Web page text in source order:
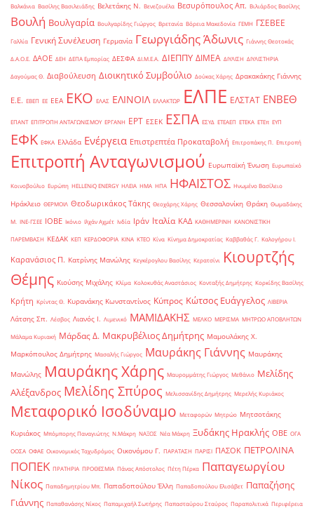
Βαλκάνια Βασίλης Βασιλειάδης Βελετάκης Ν. Βενεζουέλα Βεσυρόπουλος Απ. Βιλιάρδος Βασίλης
Βουλή Βουλγαρία Βουλγαρίδης Γιώργος Βρετανία Βόρεια Μακεδονία ΓΕΜΗ ΓΣΕΒΕΕ
Γαλλία Γενική Συνέλευση Γερμανία Γεωργιάδης Άδωνις Γιάννης Θεοτοκάς
Δ.Α.Ο.Ε. ΔΑΟΕ ΔΕΗ ΔΕΠΑ Εμπορίας ΔΕΣΦΑ ΔΙ.Μ.Ε.Α. ΔΙΕΠΠΥ ΔΙΜΕΑ ΔΙΥΛΙΣΗ ΔΙΥΛΙΣΤΗΡΙΑ
Δαγούμας Θ. Διαβούλευση Διοικητικό Συμβούλιο Δούκας Χάρης Δρακακάκης Γιάννης
Ε.Ε. ΕΒΕΠ ΕΕ ΕΕΑ ΕΚΟ ΕΛΑΣ ΕΛΙΝΟΙΛ ΕΛΛΑΚΤΩΡ ΕΛΠΕ ΕΛΣΤΑΤ ΕΝΒΕΘ
ΕΠΑΝΤ ΕΠΙΤΡΟΠΗ ΑΝΤΑΓΩΝΙΣΜΟΥ ΕΡΓΑΝΗ ΕΡΤ ΕΣΕΚ ΕΣΠΑ ΕΣΥΔ ΕΤΕΑΕΠ ΕΤΕΚΑ ΕΤΕπ ΕΥΠ
ΕΦΚ ΕΦΚΑ Ελλάδα Ενέργεια Επιστρεπτέα Προκαταβολή Επιτροπάκης Π. Επιτροπή
Επιτροπή Ανταγωνισμού Ευρωπαϊκή Ένωση Ευρωπαϊκό
Κοινοβούλιο Ευρώπη ΗELLENiQ ENERGY ΗΛΕΙΑ ΗΜΑ ΗΠΑ ΗΦΑΙΣΤΟΣ Ηνωμένο Βασίλειο
Ηράκλειο ΘΕΡΜΟΙΛ Θεοδωρικάκος Τάκης Θεοχάρης Χάρης Θεσσαλονίκη Θράκη Θωμαδάκης
Μ. ΙΝΕ-ΓΣΕΕ ΙΟΒΕ Ικόνιο Ιλχάν Αχμέτ Ινδία Ιράν Ιταλία ΚΑΔ ΚΑΘΗΜΕΡΙΝΗ ΚΑΝΟΝΙΣΤΙΚΗ
ΠΑΡΕΜΒΑΣΗ ΚΕΔΑΚ ΚΕΠ ΚΕΡΔΟΦΟΡΙΑ ΚΙΝΑ ΚΤΕΟ Κίνα Κίνημα Δημοκρατίας Καββαθάς Γ. Καλογήρου Ι.
Καρανάσιος Π. Κατρίνης Μανώλης Κεγκέρογλου Βασίλης Κερατσίνι
Κιουρτζής
Θέμης Κιούσης Μιχάλης Κλίμα Κολοκυθάς Αναστάσιος Κονταξής Δημήτρης Κορκίδης Βασίλης
Κρήτη Κρίντας Θ. Κυρανάκης Κωνσταντίνος Κύπρος Κώτσος Ευάγγελος ΛΙΒΕΡΙΑ
Λάτσης Σπ. Λέσβος Λιανός Ι. Λιμενικό ΜΑΜΙΔΑΚΗΣ ΜΕΛΚΟ ΜΕΡΙΣΜΑ ΜΗΤΡΩΟ ΑΠΟΒΛΗΤΩΝ
Μάλαμα Κυριακή Μάρδας Δ. Μακρυβέλιος Δημήτρης Μαμουλάκης Χ.
Μαρκόπουλος Δημήτρης Μασαλής Γιώργος Μαυράκης Γιάννης Μαυράκης
Μανώλης Μαυράκης Χάρης Μαυρομμάτης Γιώργος Μεθάνιο Μελίδης
Αλέξανδρος Μελίδης Σπύρος Μελισσανίδης Δημήτρης Μερελής Κυριάκος
Μεταφορικό Ισοδύναμο Μεταφορών Μητρώο Μητσοτάκης
Κυριάκος Μπόμπορης Παναγιώτης Ν.Μάκρη ΝΑΞΟΣ Νέα Μάκρη Ξυδάκης Ηρακλής ΟΒΕ ΟΓΑ
ΟΟΣΑ ΟΦΑΕ Οικονομικός Ταχυδρόμος Οικονόμου Γ. ΠΑΡΑΤΑΣΗ ΠΑΡΙΣΙ ΠΑΣΟΚ ΠΕΤΡΟΛΙΝΑ
ΠΟΠΕΚ ΠΡΑΤΗΡΙΑ ΠΡΟΘΕΣΜΙΑ Πάνας Απόστολος Πέτη Πέρκα Παπαγεωργίου
Νίκος Παπαδημητρίου Μπ. Παπαδοπούλου Έλλη Παπαδοπούλου Ελισάβετ Παπαζήσης
Γιάννης Παπαθανάσης Νίκος Παπαμιχαήλ Σωτήρης Παπασταύρου Σταύρος Παραπολιτικά Περιφέρεια